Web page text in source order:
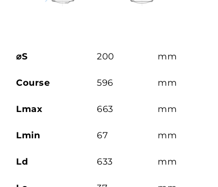
⌀S 200 mm
Course 596 mm
Lmax 663 mm
Lmin 67 mm
Ld 633 mm